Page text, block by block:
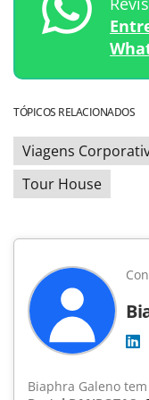
TÓPICOS RELACIONADOS
Viagens
Tour House
Biaphra Galeno tem